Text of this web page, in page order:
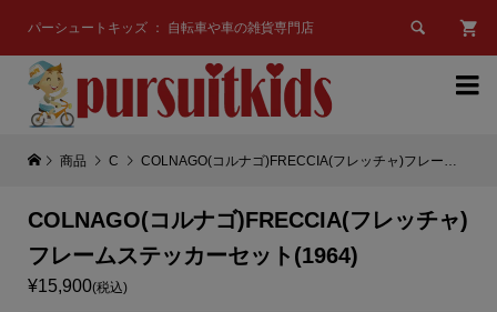
パーシュートキッズ ： 自転車や車の雑貨専門店 

商品 C COLNAGO(コルナゴ)FRECCIA(フレッチャ)フレームステッカーセット(1964)
COLNAGO(コルナゴ)FRECCIA(フレッチャ)
フレームステッカーセット(1964)
¥15,900(税込)